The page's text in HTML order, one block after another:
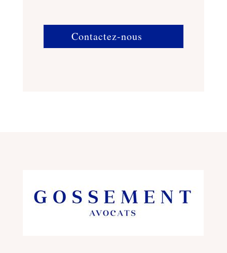
Contactez-nous